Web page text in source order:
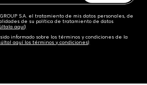
GROUP S.A. el tratamiento de mis datos personales, de
de su política de tratamiento de datos
aquí)
informado sobre los términos y condiciones de la
aquí los términos y condiciones)